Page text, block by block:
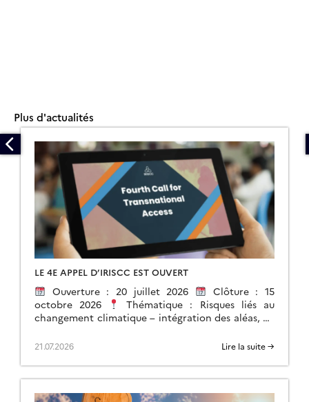
Plus d'actualités
LE 4E APPEL D’IRISCC EST OUVERT
Ouverture : 20 juillet 2026
Clôture : 15
octobre 2026
Thématique : Risques liés au
changement climatique – intégration des aléas, de
21.07.2026 Lire la suite →